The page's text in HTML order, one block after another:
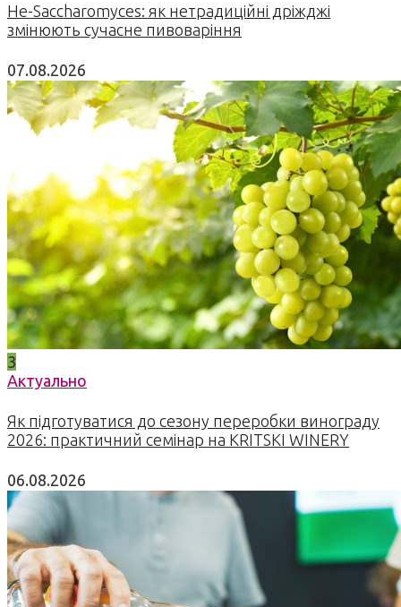
Не-Saccharomyces: як нетрадиційні дріжджі
змінюють сучасне пивоваріння
07.08.2026
3
Актуально
Як підготуватися до сезону переробки винограду
2026: практичний семінар на KRITSKI WINERY
06.08.2026